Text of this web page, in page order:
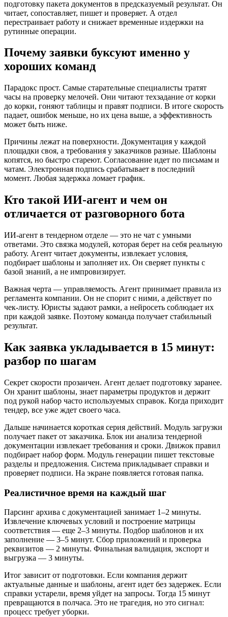
подготовку пакета документов в предсказуемый результат. Он
читает, сопоставляет, пишет и проверяет. А отдел
перестраивает работу и снижает временные издержки на
рутинные операции.
Почему заявки буксуют именно у
хороших команд
Парадокс прост. Самые старательные специалисты тратят
часы на проверку мелочей. Они читают техзадание от корки
до корки, гоняют таблицы и правят подписи. В итоге скорость
падает, ошибок меньше, но их цена выше, а эффективность
может быть ниже.
Причины лежат на поверхности. Документация у каждой
площадки своя, а требования у заказчиков разные. Шаблоны
копятся, но быстро стареют. Согласование идет по письмам и
чатам. Электронная подпись срабатывает в последний
момент. Любая задержка ломает график.
Кто такой ИИ-агент и чем он
отличается от разговорного бота
ИИ-агент в тендерном отделе — это не чат с умными
ответами. Это связка модулей, которая берет на себя реальную
работу. Агент читает документы, извлекает условия,
подбирает шаблоны и заполняет их. Он сверяет пункты с
базой знаний, а не импровизирует.
Важная черта — управляемость. Агент принимает правила из
регламента компании. Он не спорит с ними, а действует по
чек-листу. Юристы задают рамки, а нейросеть соблюдает их
при каждой заявке. Поэтому команда получает стабильный
результат.
Как заявка укладывается в 15 минут:
разбор по шагам
Секрет скорости прозаичен. Агент делает подготовку заранее.
Он хранит шаблоны, знает параметры продуктов и держит
под рукой набор часто используемых справок. Когда приходит
тендер, все уже ждет своего часа.
Дальше начинается короткая серия действий. Модуль загрузки
получает пакет от заказчика. Блок ии анализа тендерной
документации извлекает требования и сроки. Движок правил
подбирает набор форм. Модуль генерации пишет текстовые
разделы и предложения. Система прикладывает справки и
проверяет подписи. На экране появляется готовая папка.
Реалистичное время на каждый шаг
Парсинг архива с документацией занимает 1–2 минуты.
Извлечение ключевых условий и построение матрицы
соответствия — еще 2–3 минуты. Подбор шаблонов и их
заполнение — 3–5 минут. Сбор приложений и проверка
реквизитов — 2 минуты. Финальная валидация, экспорт и
выгрузка — 3 минуты.
Итог зависит от подготовки. Если компания держит
актуальные данные и шаблоны, агент идет без задержек. Если
справки устарели, время уйдет на запросы. Тогда 15 минут
превращаются в полчаса. Это не трагедия, но это сигнал:
процесс требует уборки.